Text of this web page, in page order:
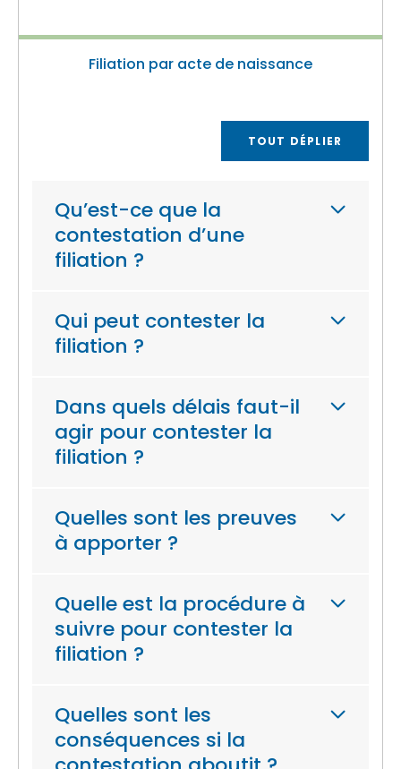
Filiation par acte de naissance
TOUT DÉPLIER
Qu’est-ce que la
contestation d’une
filiation ?
Qui peut contester la
filiation ?
Dans quels délais faut-il
agir pour contester la
filiation ?
Quelles sont les preuves
à apporter ?
Quelle est la procédure à
suivre pour contester la
filiation ?
Quelles sont les
conséquences si la